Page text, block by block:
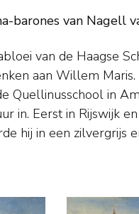
barones van Nagell
van de Haagse
aan Willem Maris.
Quellinusschool in
in. Eerst in Rijswijk
hij in een zilvergrijs
met slootjes,
waterkant. Samen met
Dankmeijer